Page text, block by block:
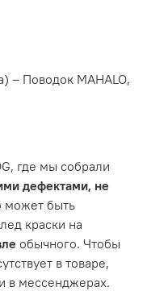
– Поводок MAHALO,
где мы собрали
дефектами, не
может быть
краски на
обычного. Чтобы
в товаре,
в мессенджерах.